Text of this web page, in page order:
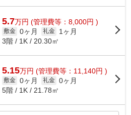
5.7万円 (管理費等：8,000円 )
敷金 0ヶ月 礼金
1ヶ月
3階 / 1K / 20.30㎡
5.15万円 (管理費等：11,140円 )
敷金 0ヶ月 礼金 0ヶ月
5階 / 1K / 21.78㎡